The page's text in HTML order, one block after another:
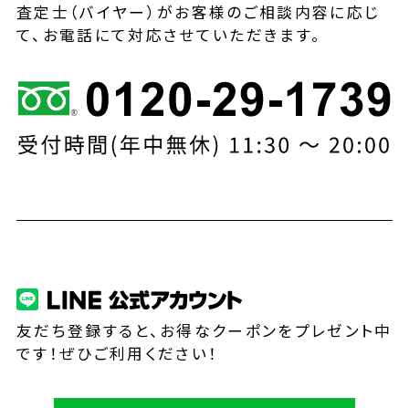
査定士（バイヤー）がお客様のご相談内容に応じ
て、お電話にて対応させていただきます。
友だち登録すると、お得なクーポンをプレゼント中
です！ぜひご利用ください！